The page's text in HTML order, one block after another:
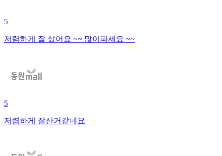
5
저렴하게 잘 샀어요 ~~ 많이파세요 ~~
5
저렴하게 잘산거같네요